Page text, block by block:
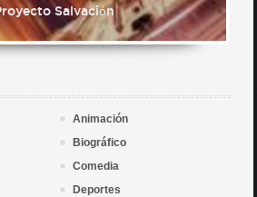
Salvación
Animación
Biográfico
Comedia
Deportes